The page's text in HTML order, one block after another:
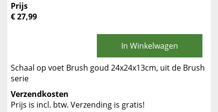
Prijs
€ 27,99
In Winkelwagen
Schaal op voet Brush goud 24x24x13cm, uit de Brush
serie
Verzendkosten
Prijs is incl. btw. Verzending is gratis!